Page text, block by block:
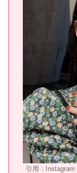
引用：Instagram